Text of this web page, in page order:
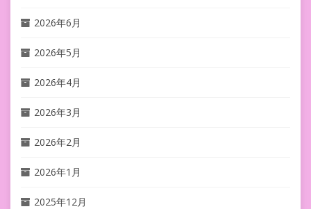
2026年6月
2026年5月
2026年4月
2026年3月
2026年2月
2026年1月
2025年12月